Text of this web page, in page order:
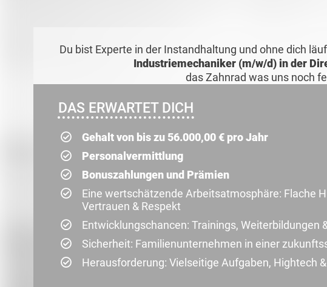
Du bist Experte in der Instandhaltung und ohne dich
Industriemechaniker (m/w/d) in der
das Zahnrad was uns noch
DAS ERWARTET DICH
Gehalt von bis zu 56.000,00 € pro Jahr
Personalvermittlung
Bonuszahlungen und Prämien
Eine wertschätzende Arbeitsatmosphäre: Flache
Vertrauen & Respekt
Entwicklungschancen: Trainings, Weiterbildungen
Sicherheit: Familienunternehmen in einer
Herausforderung: Vielseitige Aufgaben, Hightech